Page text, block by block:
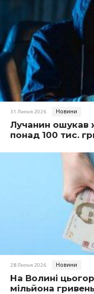
31 Липня 2026 Новини
Лучанин ошукав
понад 100 тис.
28 Липня 2026 Новини
На Волині
мільйона